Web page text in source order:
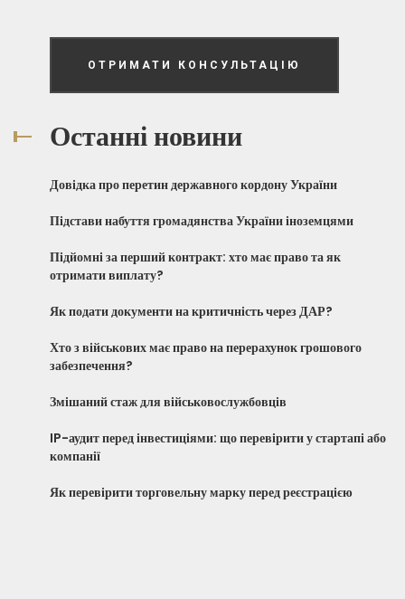
ОТРИМАТИ КОНСУЛЬТАЦІЮ
Останні новини
Довідка про перетин державного кордону України
Підстави набуття громадянства України іноземцями
Підйомні за перший контракт: хто має право та як
отримати виплату?
Як подати документи на критичність через ДАР?
Хто з військових має право на перерахунок грошового
забезпечення?
Змішаний стаж для військовослужбовців
IP-аудит перед інвестиціями: що перевірити у стартапі або
компанії
Як перевірити торговельну марку перед реєстрацією